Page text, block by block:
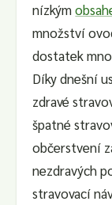
nízkým
množství
dostatek
Díky dnešní
zdravé
špatné
občerstvení
nezdravých
stravovací